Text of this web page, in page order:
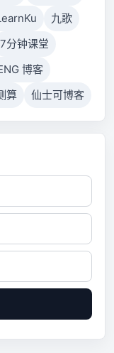
九歌
7分钟课堂
博客
算 仙士可博客